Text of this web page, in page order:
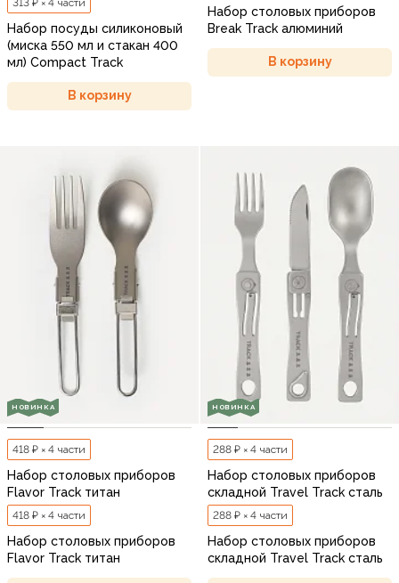
Набор посуды силиконовый
(миска 550 мл и стакан 400
мл) Compact Track
В корзину
Набор столовых приборов
Break Track алюминий
В корзину
НОВИНКА
418 ₽ × 4 части
Набор столовых приборов
Flavor Track титан
418 ₽ × 4 части
Набор столовых приборов
Flavor Track титан
НОВИНКА
288 ₽ × 4 части
Набор столовых приборов
складной Travel Track сталь
288 ₽ × 4 части
Набор столовых приборов
складной Travel Track сталь